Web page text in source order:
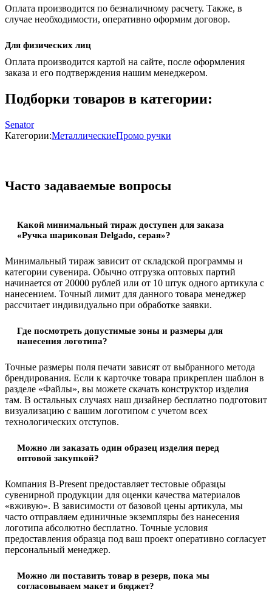
Оплата производится по безналичному расчету. Также, в
случае необходимости, оперативно оформим договор.
Для физических лиц
Оплата производится картой на сайте, после оформления
заказа и его подтверждения нашим менеджером.
Подборки товаров в категории:
Senator
Категории:МеталлическиеПромо ручки
Часто задаваемые вопросы
Какой минимальный тираж доступен для заказа
«Ручка шариковая Delgado, серая»?
Минимальный тираж зависит от складской программы и
категории сувенира. Обычно отгрузка оптовых партий
начинается от 20000 рублей или от 10 штук одного артикула с
нанесением. Точный лимит для данного товара менеджер
рассчитает индивидуально при обработке заявки.
Где посмотреть допустимые зоны и размеры для
нанесения логотипа?
Точные размеры поля печати зависят от выбранного метода
брендирования. Если к карточке товара прикреплен шаблон в
разделе «Файлы», вы можете скачать конструктор изделия
там. В остальных случаях наш дизайнер бесплатно подготовит
визуализацию с вашим логотипом с учетом всех
технологических отступов.
Можно ли заказать один образец изделия перед
оптовой закупкой?
Компания B-Present предоставляет тестовые образцы
сувенирной продукции для оценки качества материалов
«вживую». В зависимости от базовой цены артикула, мы
часто отправляем единичные экземпляры без нанесения
логотипа абсолютно бесплатно. Точные условия
предоставления образца под ваш проект оперативно согласует
персональный менеджер.
Можно ли поставить товар в резерв, пока мы
согласовываем макет и бюджет?